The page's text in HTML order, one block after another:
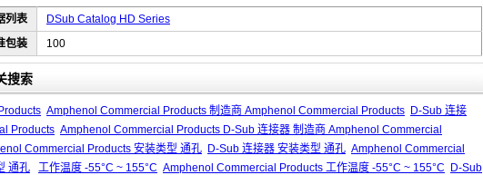
列表
DSub Catalog HD Series
包装
100
搜索
Amphenol Commercial Products 制造商 Amphenol Commercial Products D-Sub 连接
Products Amphenol Commercial Products D-Sub 连接器 制造商 Amphenol Commercial
Commercial Products 安装类型 通孔 D-Sub 连接器 安装类型 通孔 Amphenol Commercial
通孔
工作温度 -55°C ~ 155°C Amphenol Commercial Products 工作温度 -55°C ~ 155°C
D-Sub